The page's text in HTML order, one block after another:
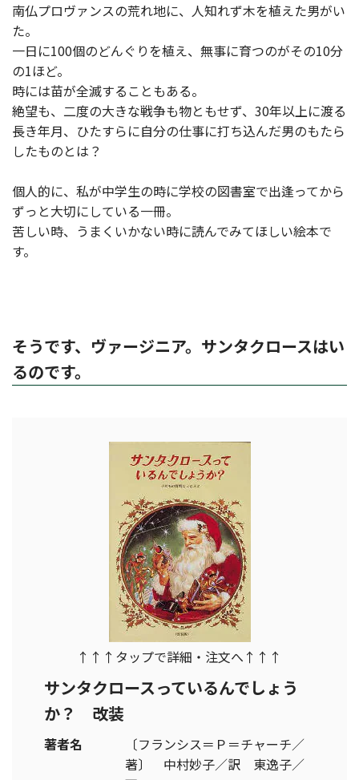
南仏プロヴァンスの荒れ地に、人知れず木を植えた男がい
た。
一日に100個のどんぐりを植え、無事に育つのがその10分
の1ほど。
時には苗が全滅することもある。
絶望も、二度の大きな戦争も物ともせず、30年以上に渡る
長き年月、ひたすらに自分の仕事に打ち込んだ男のもたら
したものとは？
個人的に、私が中学生の時に学校の図書室で出逢ってから
ずっと大切にしている一冊。
苦しい時、うまくいかない時に読んでみてほしい絵本で
す。
そうです、ヴァージニア。サンタクロースはい
るのです。
↑↑↑タップで詳細・注文へ↑↑↑
サンタクロースっているんでしょう
か？ 改装
著者名
〔フランシス＝Ｐ＝チャーチ／
著〕 中村妙子／訳 東逸子／